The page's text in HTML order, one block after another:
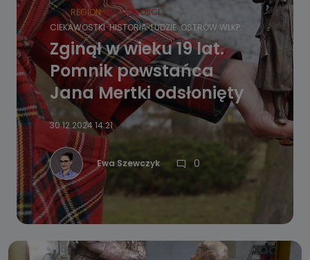
HOT REGION WIADOMOŚCI
CIEKAWOSTKI HISTORIA LUDZIE OSTRÓW WLKP.
Zginął w wieku 19 lat.
Pomnik powstańca
Jana Mertki odsłonięty
30.12.2024 14:21
Ewa Szewczyk 0